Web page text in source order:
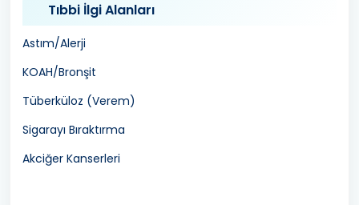
Tıbbi İlgi Alanları
Astım/Alerji
KOAH/Bronşit
Tüberküloz (Verem)
Sigarayı Bıraktırma
Akciğer Kanserleri